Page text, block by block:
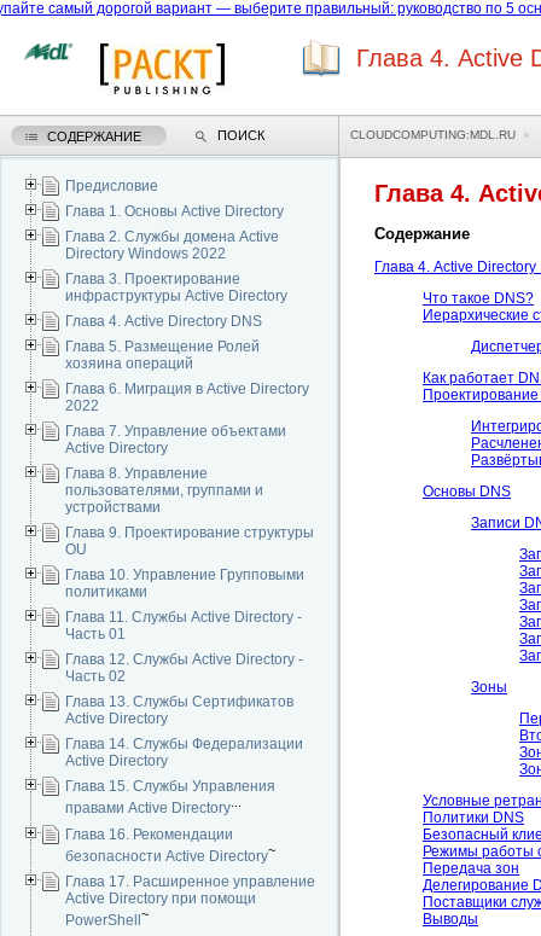
самый дорогой вариант — выберите правильный: руководство по 5
Глава 4. Active
CLOUDCOMPUTING:MDL.RU
Глава 4.
Содержание
Глава 4. Active Directory
Что такое DNS?
Иерархические
Как работает
Основы DNS
Записи
Зоны
Условные
Политики DNS
Безопасный
Режимы работы
Передача зон
Делегирование
Поставщики
Выводы
СОДЕРЖАНИЕ ПОИСК
Предисловие
Глава 1. Основы Active Directory
Глава 2. Службы домена Active
Directory Windows 2022
Глава 3. Проектирование
инфраструктуры Active Directory
Глава 4. Active Directory DNS
Глава 5. Размещение Ролей
хозяина операций
Глава 6. Миграция в Active Directory
2022
Глава 7. Управление объектами
Active Directory
Глава 8. Управление
пользователями, группами и
устройствами
Глава 9. Проектирование структуры
OU
Глава 10. Управление Групповыми
политиками
Глава 11. Службы Active Directory -
Часть 01
Глава 12. Службы Active Directory -
Часть 02
Глава 13. Службы Сертификатов
Active Directory
Глава 14. Службы Федерализации
Active Directory
Глава 15. Службы Управления
правами Active Directory
Глава 16. Рекомендации
безопасности Active Directory~
Глава 17. Расширенное управление
Active Directory при помощи
PowerShell~